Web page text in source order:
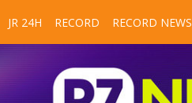
JR 24H RECORD RECORD NEWS